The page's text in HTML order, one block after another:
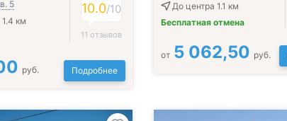
5
км
10.0/10
11 отзывов
руб. Подробнее
До центра 1.1 км
Бесплатная отмена
от 5 062,50 руб.